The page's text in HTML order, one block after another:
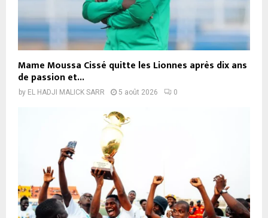
Mame Moussa Cissé quitte les Lionnes après dix ans
de passion et...
by EL HADJI MALICK SARR 5 août 2026 0